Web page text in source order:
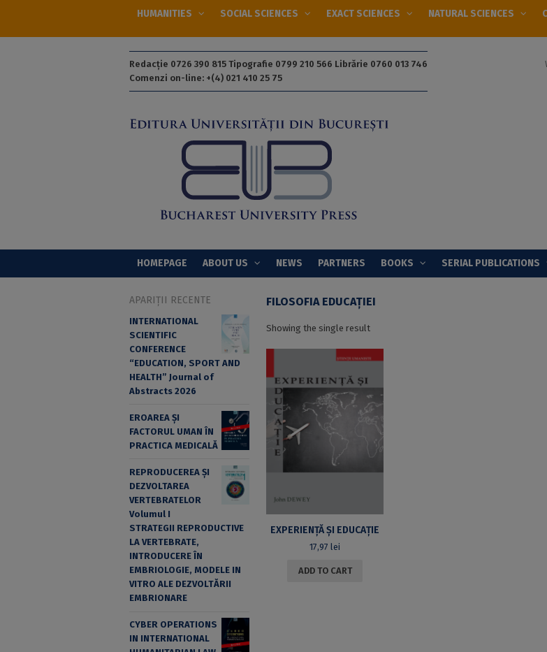
HUMANITIES SOCIAL SCIENCES EXACT SCIENCES NATURAL SCIENCES
Redacție 0726 390 815 Tipografie 0799 210 566 Librărie 0760 013 746
Comenzi on-line: +(4) 021 410 25 75
HOMEPAGE ABOUT US NEWS PARTNERS BOOKS SERIAL PUBLICATIONS
FILOSOFIA EDUCAȚIEI
Showing the single result
EXPERIENȚĂ ȘI EDUCAȚIE
17,97lei
ADD TO CART
APARIȚII RECENTE
INTERNATIONAL
SCIENTIFIC
CONFERENCE
“EDUCATION, SPORT AND
HEALTH” Journal of
Abstracts 2026
EROAREA ȘI
FACTORUL UMAN ÎN
PRACTICA MEDICALĂ
REPRODUCEREA ȘI
DEZVOLTAREA
VERTEBRATELOR
Volumul I
STRATEGII REPRODUCTIVE
LA VERTEBRATE,
INTRODUCERE ÎN
EMBRIOLOGIE, MODELE IN
VITRO ALE DEZVOLTĂRII
EMBRIONARE
CYBER OPERATIONS
IN INTERNATIONAL